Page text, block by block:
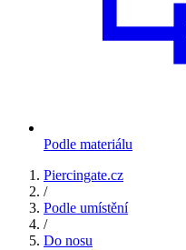
Podle materiálu
Piercingate.cz
/
Podle umístění
/
Do nosu